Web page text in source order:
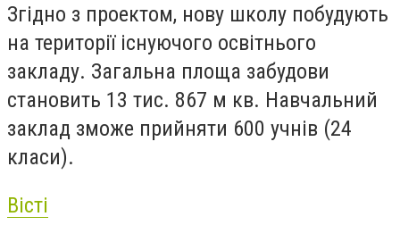
Згідно з проектом, нову школу побудують
на території існуючого освітнього
закладу. Загальна площа забудови
становить 13 тис. 867 м кв. Навчальний
заклад зможе прийняти 600 учнів (24
класи).
Вісті